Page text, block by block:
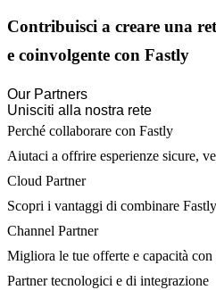
Contribuisci a creare una
e coinvolgente con Fastly
Our Partners
Unisciti alla nostra rete
Perché collaborare con Fastly
Aiutaci a offrire esperienze sicure,
Cloud Partner
Scopri i vantaggi di combinare
Channel Partner
Migliora le tue offerte e capacità
Partner tecnologici e di integrazione